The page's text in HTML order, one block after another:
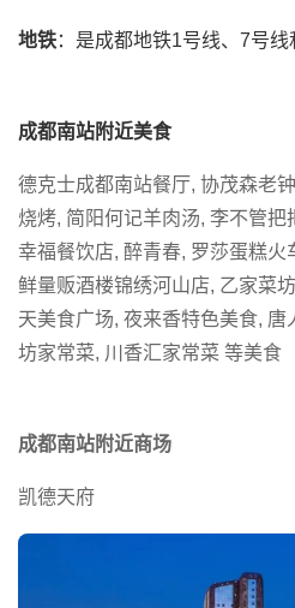
地铁：是成都地铁1号线、7号
成都南站附近美食
德克士成都南站餐厅, 协茂森老
烧烤, 简阳何记羊肉汤, 李不管
幸福餐饮店, 醉青春, 罗莎蛋糕
鲜量贩酒楼锦绣河山店, 乙家菜
天美食广场, 夜来香特色美食, 唐
坊家常菜, 川香汇家常菜 等美食
成都南站附近商场
凯德天府